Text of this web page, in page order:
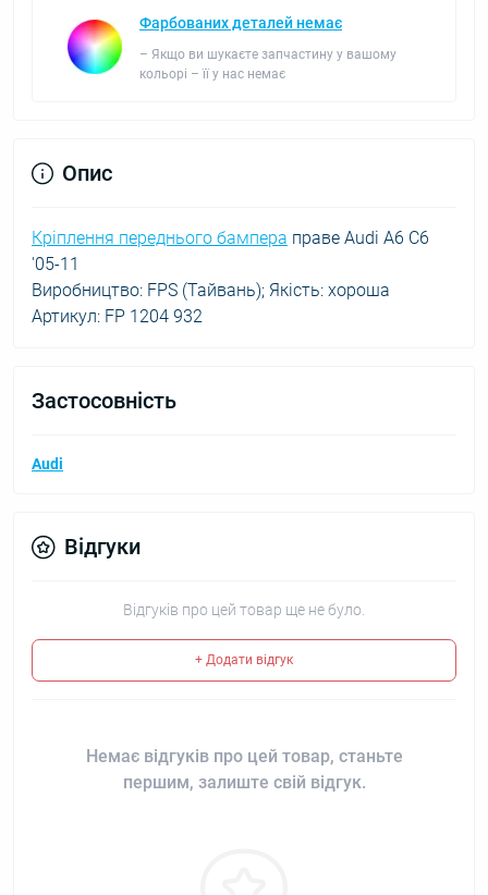
Фарбованих деталей немає
– Якщо ви шукаєте запчастину у вашому
кольорі – її у нас немає
Опис
Кріплення переднього бампера праве Audi A6 C6
'05-11
Виробництво: FPS (Тайвань); Якість: хороша
Артикул: FP 1204 932
Застосовність
Audi
Відгуки
Відгуків про цей товар ще не було.
+ Додати відгук
Немає відгуків про цей товар, станьте
першим, залиште свій відгук.